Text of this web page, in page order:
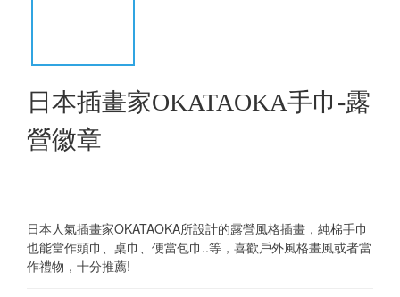
日本插畫家OKATAOKA手巾-露
營徽章
日本人氣插畫家OKATAOKA所設計的露營風格插畫，純棉手巾
也能當作頭巾、桌巾、便當包巾..等，喜歡戶外風格畫風或者當
作禮物，十分推薦!